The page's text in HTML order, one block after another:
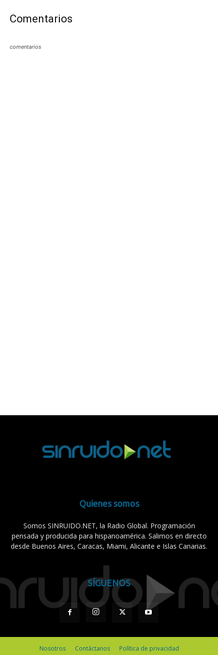
Comentarios
comentarios
Quienes somos
Somos SINRUIDO.NET, la Radio Global. Programación
pensada y producida para hispanoamérica. Salimos en directo
desde Buenos Aires, Caracas, Miami, Alicante e Islas Canarias.
SÍGUENOS
Nosotros Contáctanos Política de privacidad